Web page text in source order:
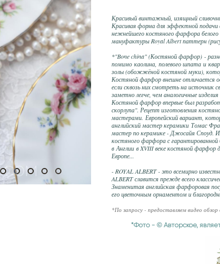
Красивый винтажный, изящный
Красивая форма для эффектной подачи
нежнейшего костяного фарфора
мануфактуры Royal Albert паттерн
*"Bone china" (Костяной фарфор) -
помимо каолина, полевого шпата и
золы (обожжёной костяной муки),
Костяной фарфор внешне отличается
если сквозь них смотреть на
заметно легче, чем аналогичные
Костяной фарфор впервые был
скорлупа". Рецепт изготовления
мастерами. Европейский вариант,
английский мастер керамики Томас
мастер по керамике - Джосайя Споуд.
костяного фарфора с
в Англии в XVIII веке костяной фарфор
Европе...
- ROYAL ALBERT - это всемирно
ALBERT славится прежде всего
Знаменитая английская фарфоровая
его цветочным орнаментом и
*По запросу - предоставляем видео
*Фото - © Авторское,